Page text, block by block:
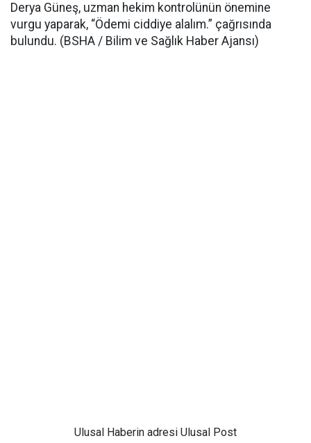
Derya Güneş, uzman hekim kontrolünün önemine
vurgu yaparak, “Ödemi ciddiye alalım.” çağrısında
bulundu. (BSHA / Bilim ve Sağlık Haber Ajansı)
Ulusal Haberin adresi Ulusal Post